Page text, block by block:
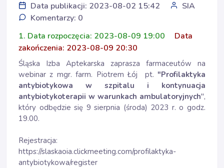
Data publikacji: 2023-08-02 15:42
SIA
Komentarzy: 0
1. Data rozpoczęcia: 2023-08-09 19:00
Data
zakończenia: 2023-08-09 20:30
Śląska Izba Aptekarska zaprasza farmaceutów na
webinar z mgr. farm. Piotrem Łój pt. "Profilaktyka
antybiotykowa w szpitalu i kontynuacja
antybiotykoterapii w warunkach ambulatoryjnych",
który odbędzie się 9 sierpnia (środa) 2023 r. o godz.
19.00.
Rejestracja:
https://slaskaoia.clickmeeting.com/profilaktyka-
antybiotykowa/register